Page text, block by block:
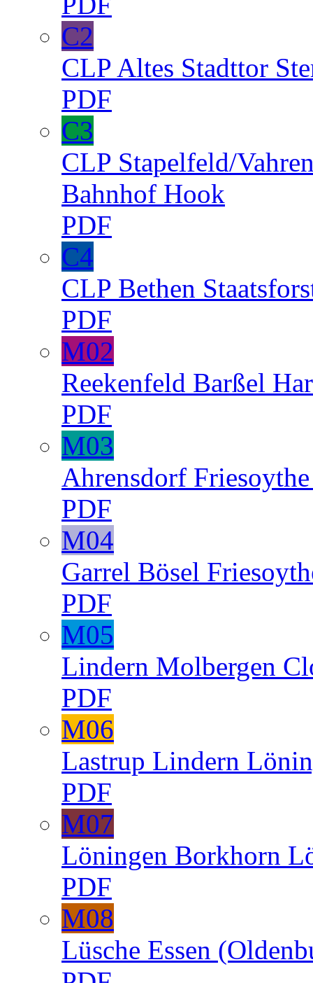
C2
CLP Altes Stadttor
PDF
C3
CLP Stapelfeld/
Bahnhof Hook
PDF
C4
CLP Bethen
PDF
M02
Reekenfeld Barßel
PDF
M03
Ahrensdorf
PDF
M04
Garrel Bösel
PDF
M05
Lindern Molbergen
PDF
M06
Lastrup Lindern
PDF
M07
Löningen Borkhorn
PDF
M08
Lüsche Essen